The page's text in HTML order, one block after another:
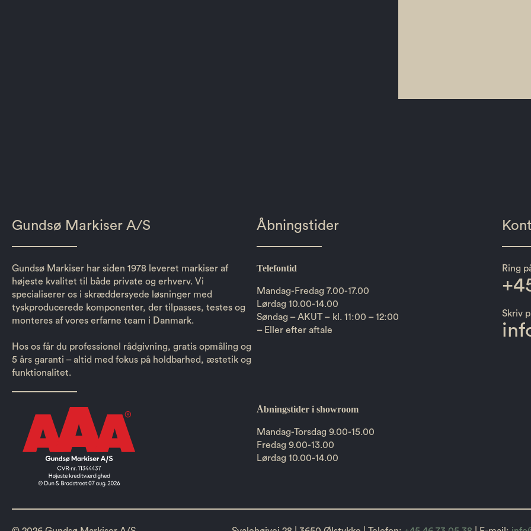
Gundsø Markiser A/S
Gundsø Markiser har siden 1978 leveret markiser af
højeste kvalitet til både private og erhverv. Vi
specialiserer os i skræddersyede løsninger med
tyskproducerede komponenter, der tilpasses, testes og
monteres af vores erfarne team i Danmark.
Hos os får du professionel rådgivning, gratis opmåling og
5 års garanti – altid med fokus på holdbarhed, æstetik og
funktionalitet.
Åbningstider
Telefontid
Mandag-Fredag 7.00-17.00
Lørdag 10.00-14.00
Søndag – AKUT – kl. 11:00 – 12:00
– Eller efter aftale
Åbningstider i showroom
Mandag-Torsdag 9.00-15.00
Fredag 9.00-13.00
Lørdag 10.00-14.00
Ring
Skriv